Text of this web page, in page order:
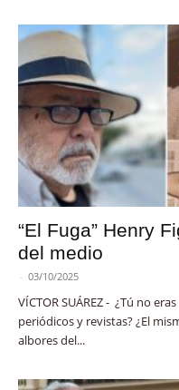
“El Fuga” Henry
del medio
- 03/10/2025
VÍCTOR SUÁREZ - ¿Tú no
periódicos y revistas? ¿El
albores del...